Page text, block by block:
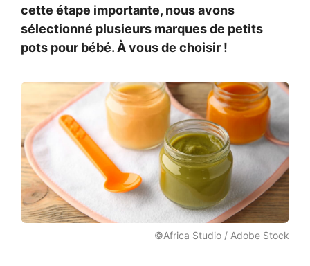
cette étape importante, nous avons
sélectionné plusieurs marques de petits
pots pour bébé. À vous de choisir !
©Africa Studio / Adobe Stock